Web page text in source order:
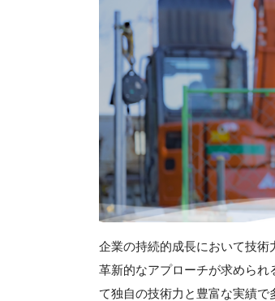
企業の持続的成長において技術
革新的なアプローチが求められ
て独自の技術力と豊富な実績で